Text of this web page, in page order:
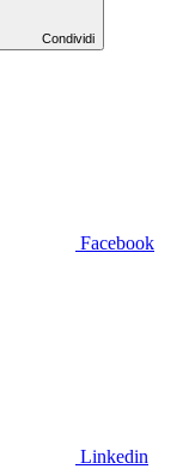
Condividi
Facebook
Linkedin